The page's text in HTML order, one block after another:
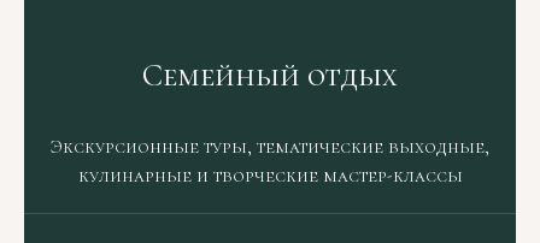
Семейный отдых
Экскурсионные туры, тематические выходные,
кулинарные и творческие мастер-классы